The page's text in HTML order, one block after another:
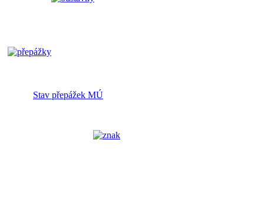
Stav přepážek MÚ